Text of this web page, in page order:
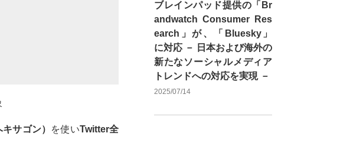
サゴン） を使いTwitter全
ブレインパッド提供の「Br
andwatch Consumer Res
earch」が、「Bluesky」
に対応 － 日本および海外の
新たなソーシャルメディア
トレンドへの対応を実現 －
2025/07/14